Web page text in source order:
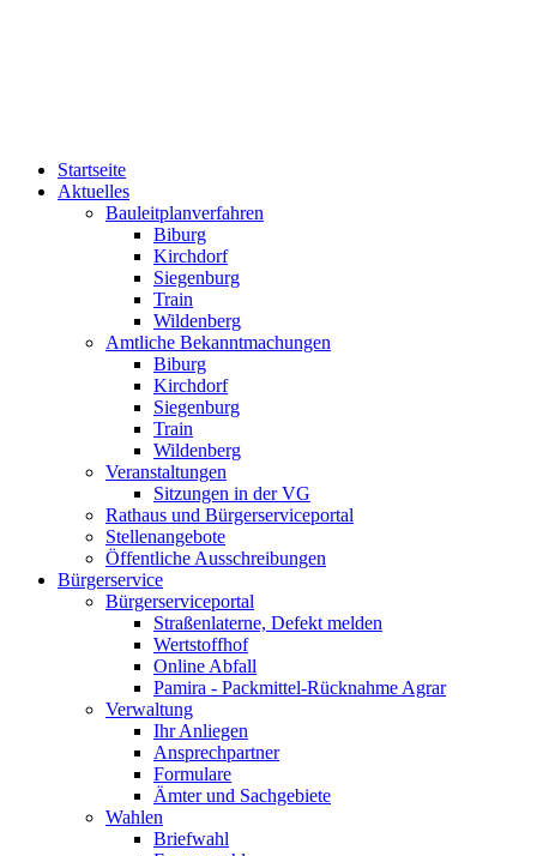
Startseite
Aktuelles
Bauleitplanverfahren
Biburg
Kirchdorf
Siegenburg
Train
Wildenberg
Amtliche Bekanntmachungen
Biburg
Kirchdorf
Siegenburg
Train
Wildenberg
Veranstaltungen
Sitzungen in der VG
Rathaus und Bürgerserviceportal
Stellenangebote
Öffentliche Ausschreibungen
Bürgerservice
Bürgerserviceportal
Straßenlaterne, Defekt melden
Wertstoffhof
Online Abfall
Pamira - Packmittel-Rücknahme Agrar
Verwaltung
Ihr Anliegen
Ansprechpartner
Formulare
Ämter und Sachgebiete
Wahlen
Briefwahl